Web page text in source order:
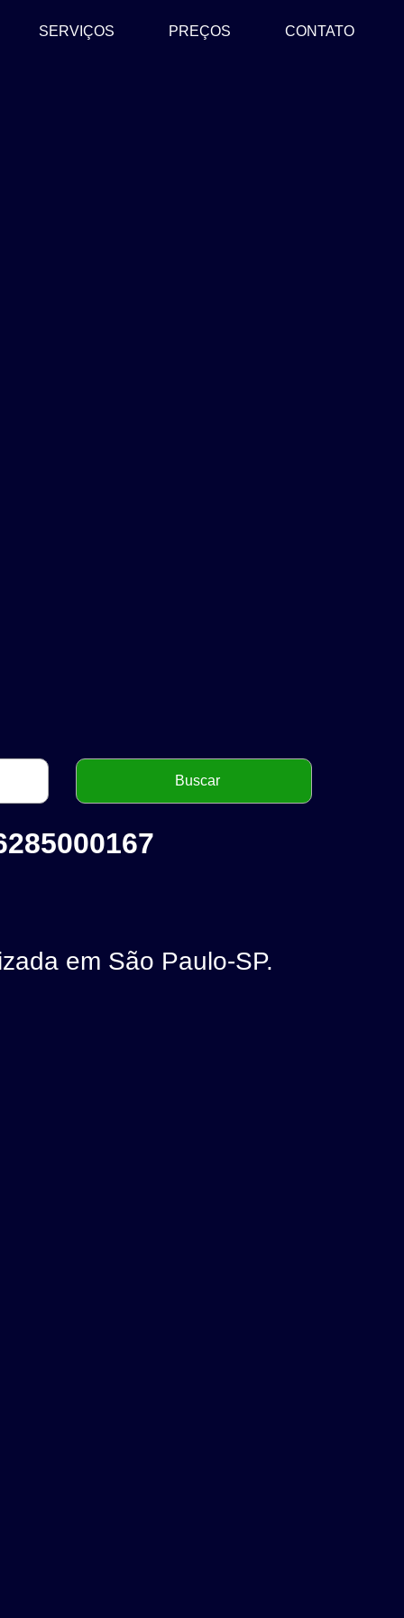
SERVIÇOS PREÇOS CONTATO
em São Paulo-SP.